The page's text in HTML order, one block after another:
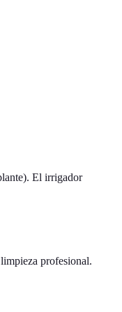
El irrigador
profesional.